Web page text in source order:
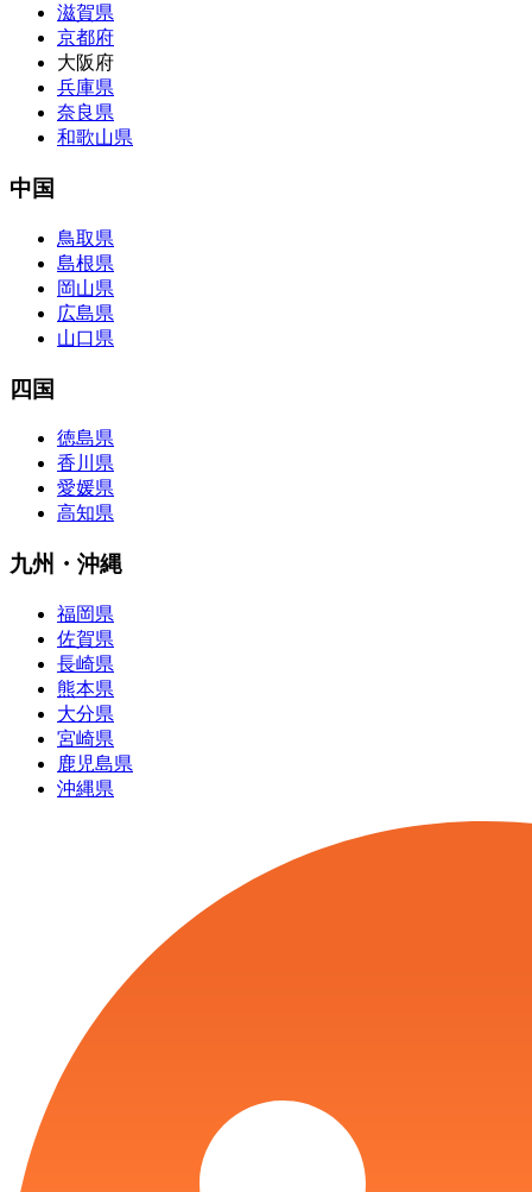
滋賀県
京都府
大阪府
兵庫県
奈良県
和歌山県
中国
鳥取県
島根県
岡山県
広島県
山口県
四国
徳島県
香川県
愛媛県
高知県
九州・沖縄
福岡県
佐賀県
長崎県
熊本県
大分県
宮崎県
鹿児島県
沖縄県